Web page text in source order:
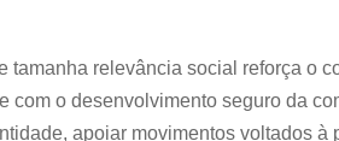
tamanha relevância social reforça o
com o desenvolvimento seguro da
apoiar movimentos voltados à